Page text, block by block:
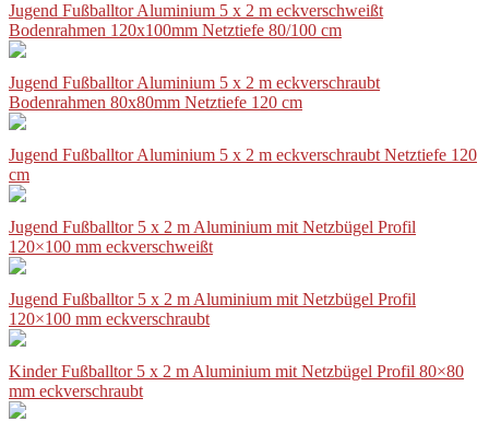
Jugend Fußballtor Aluminium 5 x 2 m eckverschweißt
Bodenrahmen 120x100mm Netztiefe 80/100 cm
Jugend Fußballtor Aluminium 5 x 2 m eckverschraubt
Bodenrahmen 80x80mm Netztiefe 120 cm
Jugend Fußballtor Aluminium 5 x 2 m eckverschraubt Netztiefe 120
cm
Jugend Fußballtor 5 x 2 m Aluminium mit Netzbügel Profil
120×100 mm eckverschweißt
Jugend Fußballtor 5 x 2 m Aluminium mit Netzbügel Profil
120×100 mm eckverschraubt
Kinder Fußballtor 5 x 2 m Aluminium mit Netzbügel Profil 80×80
mm eckverschraubt